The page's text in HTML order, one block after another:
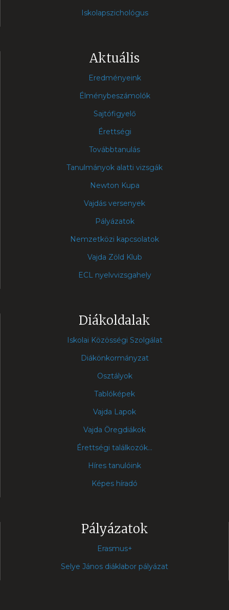
Iskolapszichológus
Aktuális
Eredményeink
Élménybeszámolók
Sajtófigyelő
Érettségi
Továbbtanulás
Tanulmányok alatti vizsgák
Newton Kupa
Vajdás versenyek
Pályázatok
Nemzetközi kapcsolatok
Vajda Zöld Klub
ECL nyelvvizsgahely
Diákoldalak
Iskolai Közösségi Szolgálat
Diákönkormányzat
Osztályok
Tablóképek
Vajda Lapok
Vajda Öregdiákok
Érettségi találkozók...
Híres tanulóink
Képes híradó
Pályázatok
Erasmus+
Selye János diáklabor pályázat